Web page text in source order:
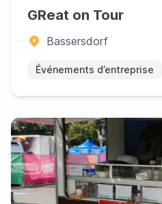
GReat on Tour
Bassersdorf
Événements d’entreprise